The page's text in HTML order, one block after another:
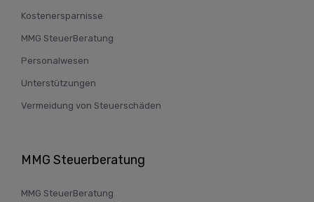
Kostenersparnisse
MMG SteuerBeratung
Personalwesen
Unterstützungen
Vermeidung von Steuerschäden
MMG Steuerberatung
MMG SteuerBeratung